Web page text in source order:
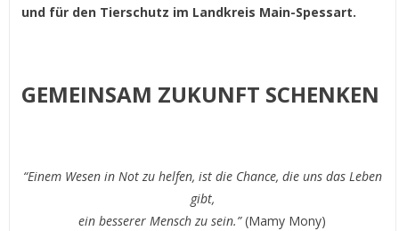
und für den Tierschutz im Landkreis Main-Spessart.
GEMEINSAM ZUKUNFT SCHENKEN
“Einem Wesen in Not zu helfen, ist die Chance, die uns das Leben
gibt,
ein besserer Mensch zu sein.”(Mamy Mony)